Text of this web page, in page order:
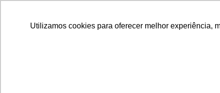
Utilizamos cookies para oferecer melhor experiência,
Utilizamos cookies para oferecer melhor experiência,